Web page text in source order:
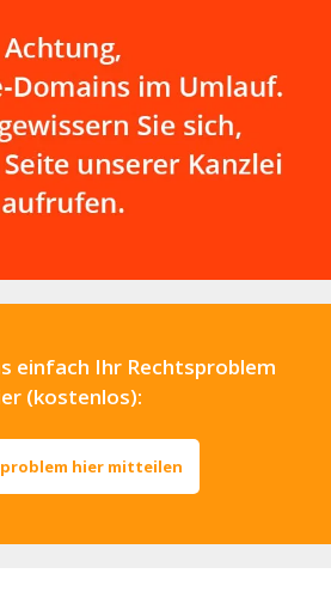
einfach Ihr Rechtsproblem
(kostenlos):
hier mitteilen